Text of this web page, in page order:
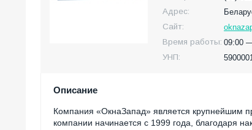
Адрес:
Сайт:
Время работы: 09:00
УНП:
Описание
Компания «ОкнаЗапад» является крупнейшим
компании начинается с 1999 года, благодаря